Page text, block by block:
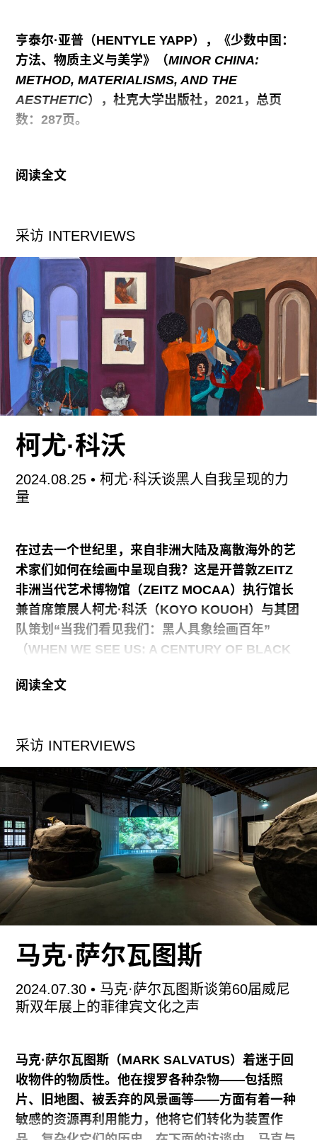
亨泰尔·亚普（HENTYLE YAPP），《少数中国：
方法、物质主义与美学》（MINOR CHINA:
METHOD, MATERIALISMS, AND THE
AESTHETIC），杜克大学出版社，2021，总页
数：287页。
审中国当代艺术含义的可能方式？何谓“少数”的中
义与美学》（Minor China: Method, Materialisms,
and the Aesthetic）一书对中国当代艺术及其既有
解读进行重新评判，尤其将所谓“少数”艺术的判定
视为己任，尽管该著作的关注重点为中国当代艺术
在西方展览、评论话语中的位置，它所面向的读者
群体在一定程度上疏远了亚洲语境下的中国当代艺
术业者。
亚普的成书背景对于大多数熟悉艺术行业且使用简
体中文的读者而言并不陌生：西方世界对于非西方
当代艺术的审视，往往不乏民族志式的认知——而
就中国当代艺术而言，欧美机构与市场对中国政体
特殊性的洞见或想象，时常会构成一类单一语境，
为艺术的理解设限。因此，经由此种语境淘洗存留
的，这点观察的出现往往止步于其对该类作品在内
容上的驳斥，缺乏针对作品评述背景的结构性批
评。亚普书作的贡献之一便在于他将评论矛头指向
了作品评述背景，在书的开头便强调了这类反抗叙
事所暗含的假设，即当今由西方文化阶层主导的国
际艺术界对于自由主义的通行认知以及与之伴生的
下，作为美学系统载体的艺术作品和主流地缘政治
索，将不免成为主流艺术叙事外的“少数”。
阅读全文
采访 INTERVIEWS
柯尤·科沃
2024.08.25• 柯尤·科沃谈黑人自我呈现的力
量
在过去一个世纪里，来自非洲大陆及离散海外的艺
术家们如何在绘画中呈现自我？这是开普敦ZEITZ
非洲当代艺术博物馆（ZEITZ MOCAA）执行馆长
兼首席策展人柯尤·科沃（KOYO KOUOH）与其团
队策划“当我们看见我们：黑人具象绘画百年”
（WHEN WE SEE US: A CENTURY OF BLACK
题。展览标题灵感源自阿娃·迪韦奈（AVA
US），汇集了150余位黑人艺术家的作品，将叙事
视角从"他们"转向"我们"，有意识地将黑人凝视
（BLACK GAZE）与生活体验置于核心位置。
“当我们看见我们”试图凸显离散美学在不同地域、
代际与观念语境下的关联性。这场跨文化探索的核
心理念在于：各种细致入微的自我认知与自我呈
现，蕴藏着颠覆历史上黑人形象所背负的创伤记忆
的潜能。趁此展览从ZEITZ博物馆巡展至巴塞尔艺
术博物馆之际，笔者与科沃讨论了展览缘起、黑人
具象绘画的兴起，以及喜悦情感的政治力量。
过去十年间，我一直致力于研究黑人美学领域具象
艺术的复兴。克里·詹姆斯·马歇尔（Kerry James
阅读全文
采访 INTERVIEWS
马克·萨尔瓦图斯
2024.07.30• 马克·萨尔瓦图斯谈第60届威尼
斯双年展上的菲律宾文化之声
马克·萨尔瓦图斯（MARK SALVATUS）着迷于回
收物件的物质性。他在搜罗各种杂物——包括照
片、旧地图、被丢弃的风景画等——方面有着一种
敏感的资源再利用能力，他将它们转化为装置作